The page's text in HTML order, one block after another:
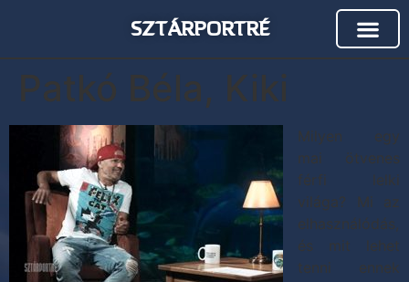
SZTÁRPORTRÉ
Patkó Béla, Kiki
Milyen egy
mai ötvenes
férfi lelki
világa? Mi az
elhasználódás,
és mit lehet
tenni ennek